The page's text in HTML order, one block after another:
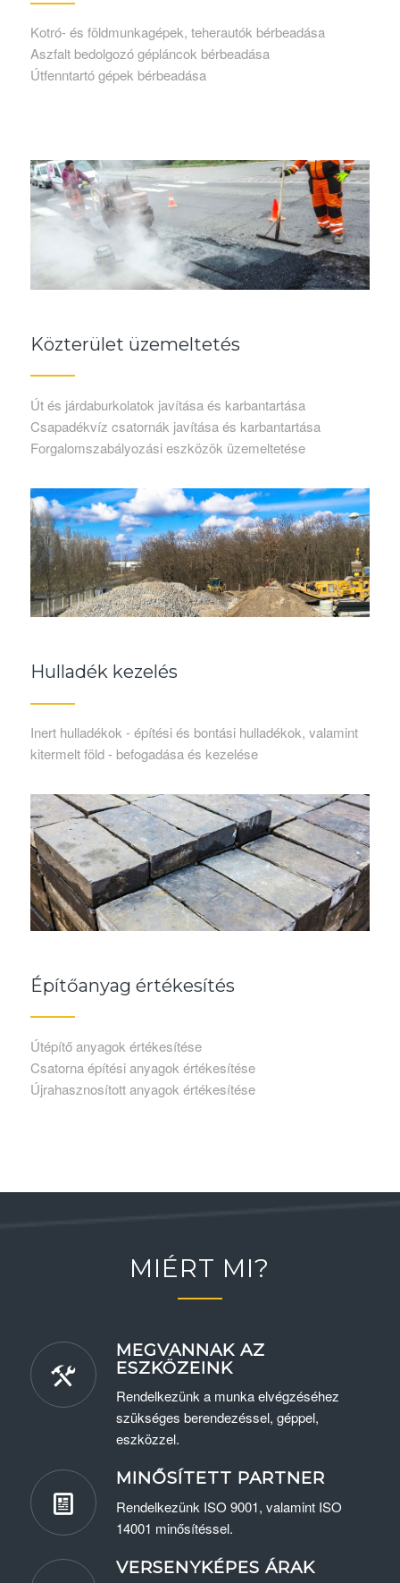
Kotró- és földmunkagépek, teherautók bérbeadása
Aszfalt bedolgozó gépláncok bérbeadása
Útfenntartó gépek bérbeadása
Közterület üzemeltetés
Út és járdaburkolatok javítása és karbantartása
Csapadékvíz csatornák javítása és karbantartása
Forgalomszabályozási eszközök üzemeltetése
Hulladék kezelés
Inert hulladékok - építési és bontási hulladékok, valamint
kitermelt föld - befogadása és kezelése
Építőanyag értékesítés
Útépítő anyagok értékesítése
Csatorna építési anyagok értékesítése
Újrahasznosított anyagok értékesítése
MIÉRT MI?
MEGVANNAK AZ
ESZKÖZEINK
Rendelkezünk a munka elvégzéséhez
szükséges berendezéssel, géppel,
eszközzel.
MINŐSÍTETT PARTNER
Rendelkezünk ISO 9001, valamint ISO
14001 minősítéssel.
VERSENYKÉPES ÁRAK